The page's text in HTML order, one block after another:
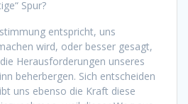
Spur?
entspricht, uns
wird, oder besser gesagt,
Herausforderungen unseres
beherbergen. Sich entscheiden
uns ebenso die Kraft diese